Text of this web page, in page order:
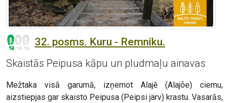
32. posms. Kuru - Remniku.
Skaistās Peipusa kāpu un pludmaļu ainavas
Mežtaka visā garumā, izņemot Alajē (Alajõe) ciemu,
aizstiepjas gar skaisto Peipusa (Peipsi järv) krastu. Vasarās,